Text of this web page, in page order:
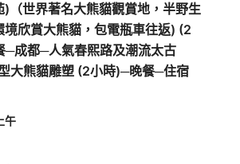
)（世界著名大熊貓觀賞地，半野生
境欣賞大熊貓，包電瓶車往返) (2
─成都─人氣春熙路及潮流太古
大熊貓雕塑 (2小時)─晚餐─住宿
午